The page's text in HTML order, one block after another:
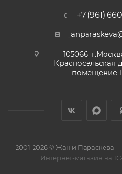
+7 (961)
105066
Красносельская
помещение
2001-2026 © Жан и Параскева
Интернет-магазин на